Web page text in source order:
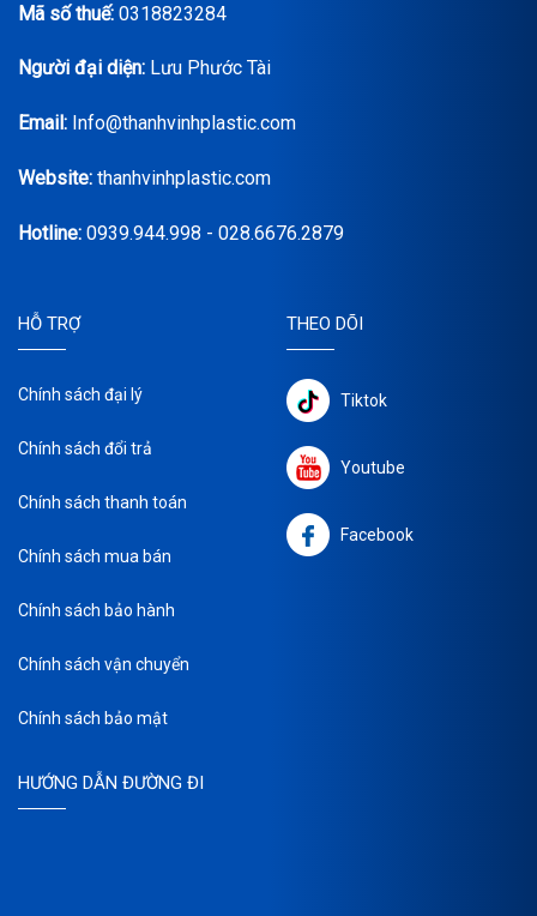
Mã số thuế: 0318823284
Người đại diện: Lưu Phước Tài
Email: Info@thanhvinhplastic.com
Website: thanhvinhplastic.com
Hotline: 0939.944.998 - 028.6676.2879
HỖ TRỢ
Chính sách đại lý
Chính sách đổi trả
Chính sách thanh toán
Chính sách mua bán
Chính sách bảo hành
Chính sách vận chuyển
Chính sách bảo mật
THEO DÕI
Tiktok
Youtube
Facebook
HƯỚNG DẪN ĐƯỜNG ĐI